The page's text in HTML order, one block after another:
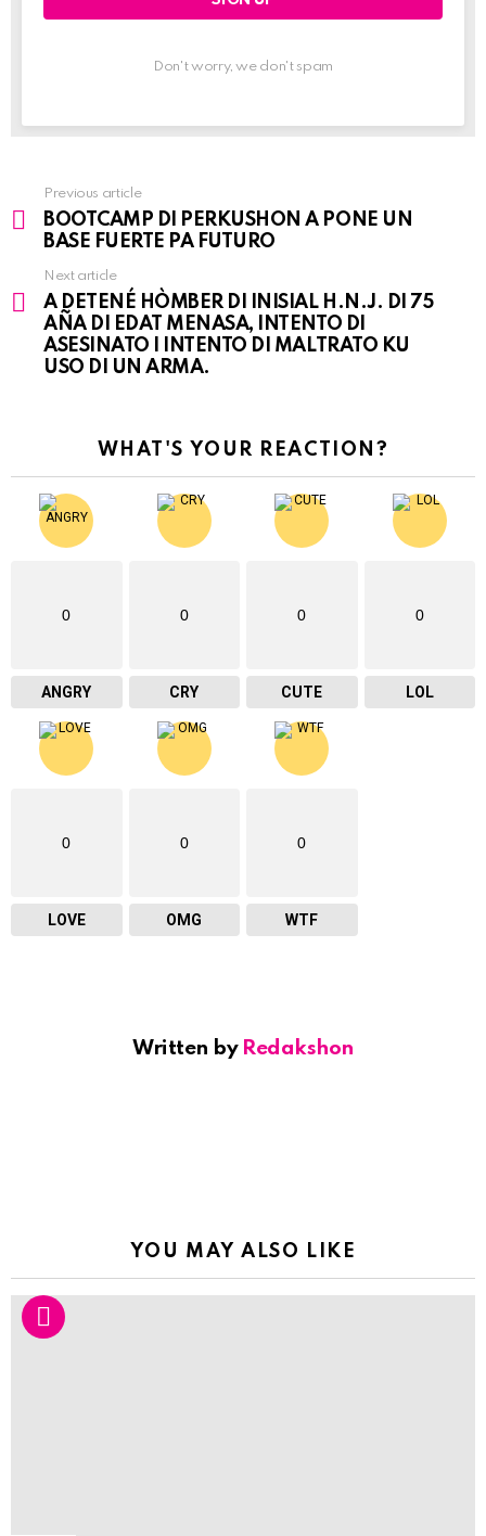
Don't worry, we don't spam
See
more
Previous article
BOOTCAMP DI PERKUSHON A PONE UN
BASE FUERTE PA FUTURO
Next article
A DETENÉ HÒMBER DI INISIAL H.N.J. DI 75
AÑA DI EDAT MENASA, INTENTO DI
ASESINATO I INTENTO DI MALTRATO KU
USO DI UN ARMA.
WHAT'S YOUR REACTION?
0
ANGRY
0
CRY
0
CUTE
0
LOL
0
LOVE
0
OMG
0
WTF
Written by Redakshon
YOU MAY ALSO LIKE